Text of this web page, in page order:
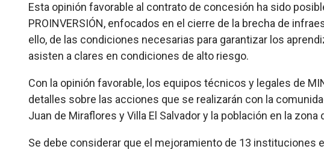
Esta opinión favorable al contrato de concesión ha sido
PROINVERSIÓN, enfocados en el cierre de la brecha de
ello, de las condiciones necesarias para garantizar los
asisten a clares en condiciones de alto riesgo.
Con la opinión favorable, los equipos técnicos y legales de
detalles sobre las acciones que se realizarán con la
Juan de Miraflores y Villa El Salvador y la población en la
Se debe considerar que el mejoramiento de 13 instituciones